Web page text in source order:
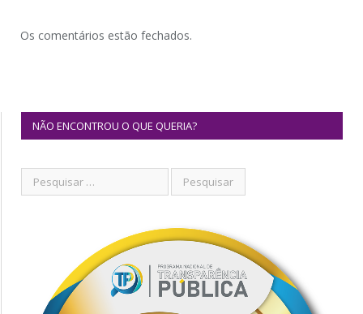
Os comentários estão fechados.
NÃO ENCONTROU O QUE QUERIA?